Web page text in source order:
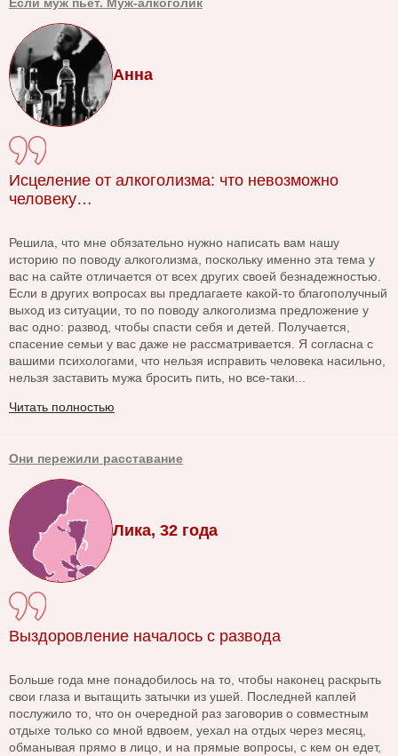
Если муж пьет. Муж-алкоголик
Анна
Исцеление от алкоголизма: что невозможно
человеку…
Решила, что мне обязательно нужно написать вам нашу
историю по поводу алкоголизма, поскольку именно эта тема у
вас на сайте отличается от всех других своей безнадежностью.
Если в других вопросах вы предлагаете какой-то благополучный
выход из ситуации, то по поводу алкоголизма предложение у
вас одно: развод, чтобы спасти себя и детей. Получается,
спасение семьи у вас даже не рассматривается. Я согласна с
вашими психологами, что нельзя исправить человека насильно,
нельзя заставить мужа бросить пить, но все-таки...
Читать полностью
Они пережили расставание
Лика, 32 года
Выздоровление началось с развода
Больше года мне понадобилось на то, чтобы наконец раскрыть
свои глаза и вытащить затычки из ушей. Последней каплей
послужило то, что он очередной раз заговорив о совместным
отдыхе только со мной вдвоем, уехал на отдых через месяц,
обманывая прямо в лицо, и на прямые вопросы, с кем он едет,